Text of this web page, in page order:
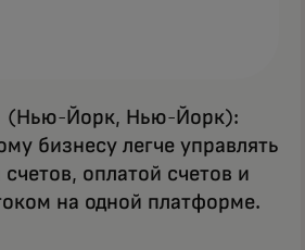
in a new tab
(Нью-Йорк, Нью-Йорк):
бизнесу легче управлять
оплатой счетов и
на одной платформе.